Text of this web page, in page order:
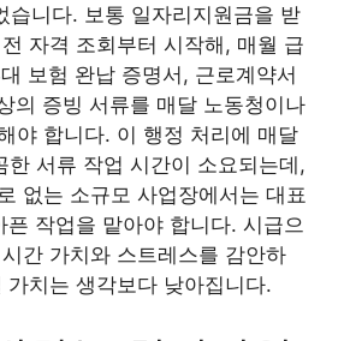
습니다. 보통 일자리지원금을 받
자격 조회부터 시작해, 매월 급
보험 완납 증명서, 근로계약서
의 증빙 서류를 매달 노동청이나
야 합니다. 이 행정 처리에 매달
한 서류 작업 시간이 소요되는데,
없는 소규모 사업장에서는 대표
픈 작업을 맡아야 합니다. 시급으
간 가치와 스트레스를 감안하
가치는 생각보다 낮아집니다.